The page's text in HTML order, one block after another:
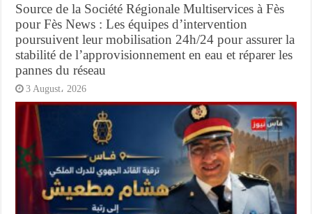
Source de la Société Régionale Multiservices à Fès
pour Fès News : Les équipes d’intervention
poursuivent leur mobilisation 24h/24 pour assurer la
stabilité de l’approvisionnement en eau et réparer les
pannes du réseau
3 August، 2026